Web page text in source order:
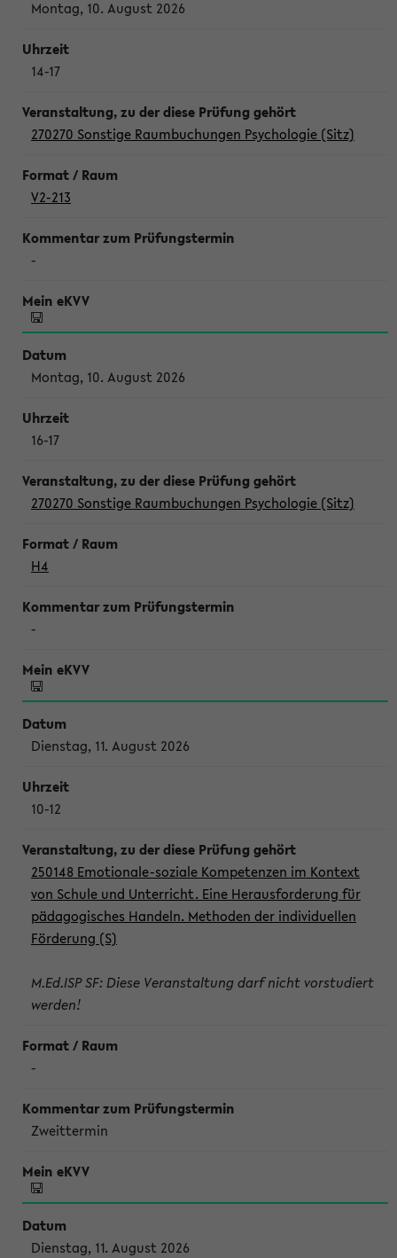
Montag, 10. August 2026
14-17
270270 Sonstige Raumbuchungen Psychologie (Sitz)
V2-213
-
Montag, 10. August 2026
16-17
270270 Sonstige Raumbuchungen Psychologie (Sitz)
H4
-
Dienstag, 11. August 2026
10-12
250148 Emotionale-soziale Kompetenzen im Kontext
von Schule und Unterricht. Eine Herausforderung für
pädagogisches Handeln. Methoden der individuellen
Förderung (S)
M.Ed.ISP SF: Diese Veranstaltung darf nicht vorstudiert
werden!
-
Zweittermin
Dienstag, 11. August 2026